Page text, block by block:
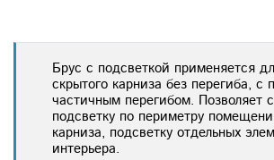
Брус с подсветкой применяется
скрытого карниза без перегиба, с
частичным перегибом. Позволяет
подсветку по периметру
карниза, подсветку отдельных
интерьера.